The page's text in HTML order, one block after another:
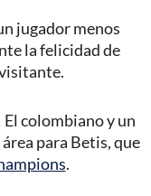
jugador menos
la felicidad de
colombiano y un
para Betis, que
.